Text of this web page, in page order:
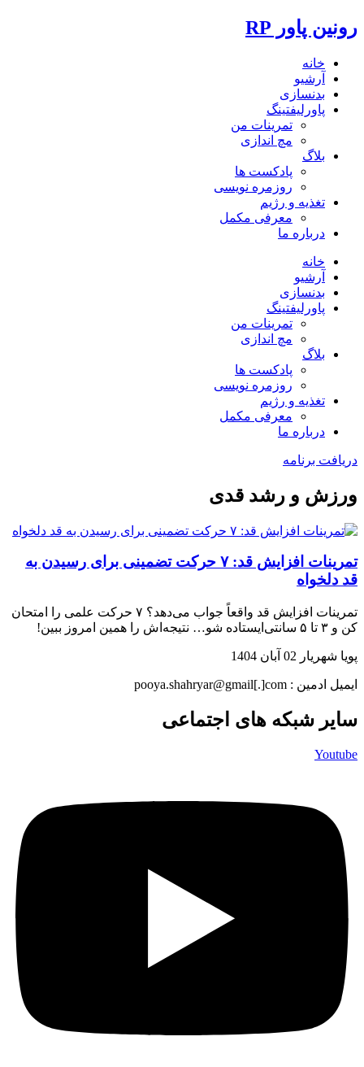
رونین پاور RP
خانه
آرشیو
بدنسازی
پاورلیفتینگ
تمرینات من
مچ اندازی
بلاگ
پادکست ها
روزمره نویسی
تغذیه و رژیم
معرفی مکمل
درباره ما
خانه
آرشیو
بدنسازی
پاورلیفتینگ
تمرینات من
مچ اندازی
بلاگ
پادکست ها
روزمره نویسی
تغذیه و رژیم
معرفی مکمل
درباره ما
دریافت برنامه
ورزش و رشد قدی
تمرینات افزایش قد: ۷ حرکت تضمینی برای رسیدن به
قد دلخواه
تمرینات افزایش قد واقعاً جواب می‌دهد؟ ۷ حرکت علمی را امتحان
کن و ۳ تا ۵ سانتی‌ایستاده شو… نتیجه‌اش را همین امروز ببین!
پویا شهریار 02 آبان 1404
ایمیل ادمین : pooya.shahryar@gmail[.]com
سایر شبکه های اجتماعی
Youtube